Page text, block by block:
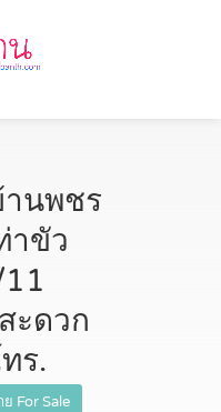
านพชร
าขัว
ะดวก
ร.
ย For Sale